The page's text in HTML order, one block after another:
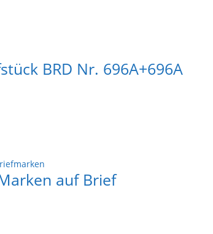
BRD Nr. 696A+696A
auf Brief